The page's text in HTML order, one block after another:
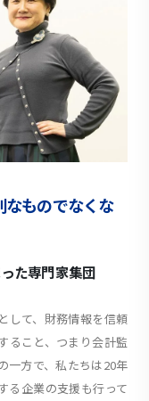
なものでなくな
た専門家集団
して、財務情報を信頼
ること、つまり会計監
一方で、私たちは20年
る企業の支援も行って